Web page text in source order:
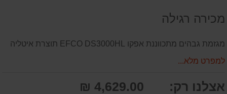
מכירה רגילה
מגזמת גבהים מתכווננת אפקו EFCO DS3000HL תוצרת איטליה
למפרט מלא...
אצלנו רק: 4,629.00 ₪